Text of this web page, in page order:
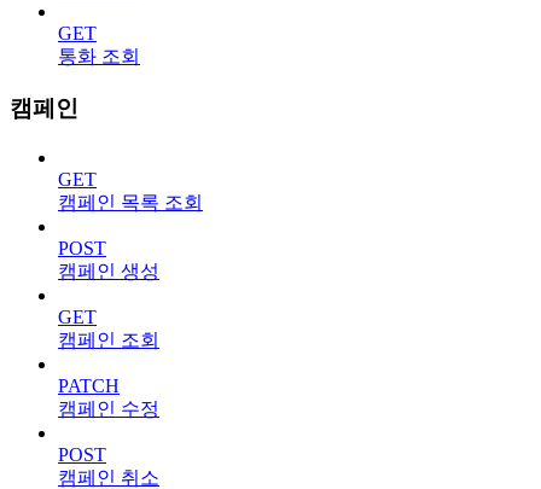
GET
통화 조회
캠페인
GET
캠페인 목록 조회
POST
캠페인 생성
GET
캠페인 조회
PATCH
캠페인 수정
POST
캠페인 취소